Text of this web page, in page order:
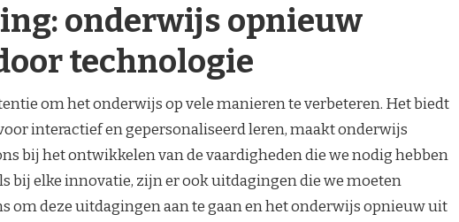
onderwijs opnieuw
technologie
om het onderwijs op vele manieren te verbeteren. Het biedt
interactief en gepersonaliseerd leren, maakt onderwijs
bij het ontwikkelen van de vaardigheden die we nodig hebben
bij elke innovatie, zijn er ook uitdagingen die we moeten
om deze uitdagingen aan te gaan en het onderwijs opnieuw uit